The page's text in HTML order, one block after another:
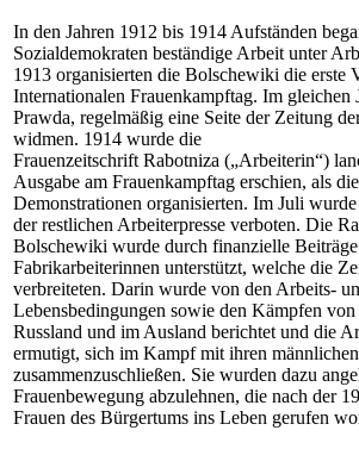
In den Jahren 1912 bis 1914 Aufständen
Sozialdemokraten beständige Arbeit unter
1913 organisierten die Bolschewiki die erste
Internationalen Frauenkampftag. Im gleichen
Prawda, regelmäßig eine Seite der Zeitung
widmen. 1914 wurde die
Frauenzeitschrift Rabotniza („Arbeiterin“)
Ausgabe am Frauenkampftag erschien, als
Demonstrationen organisierten. Im Juli
der restlichen Arbeiterpresse verboten. Die
Bolschewiki wurde durch finanzielle
Fabrikarbeiterinnen unterstützt, welche die
verbreiteten. Darin wurde von den Arbeits-
Lebensbedingungen sowie den Kämpfen
Russland und im Ausland berichtet und die
ermutigt, sich im Kampf mit ihren
zusammenzuschließen. Sie wurden dazu
Frauenbewegung abzulehnen, die nach der
Frauen des Bürgertums ins Leben gerufen